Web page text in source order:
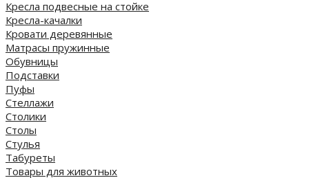
Кресла подвесные на стойке
Кресла-качалки
Кровати деревянные
Матрасы пружинные
Обувницы
Подставки
Пуфы
Стеллажи
Столики
Столы
Стулья
Табуреты
Товары для животных